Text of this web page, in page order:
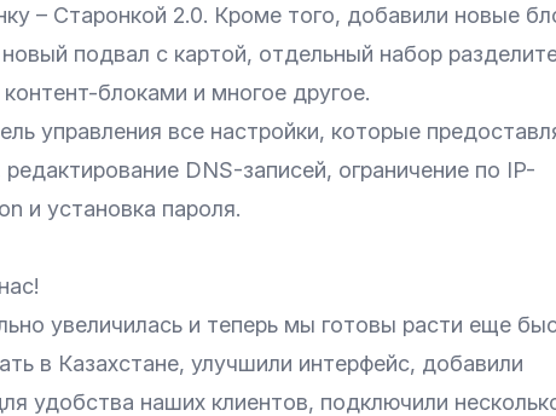
– Старонкой 2.0. Кроме того, добавили новые
подвал с картой, отдельный набор
блоками и многое другое.
управления все настройки, которые
DNS-записей, ограничение по IP-
и установка пароля.
увеличилась и теперь мы готовы расти еще
в Казахстане, улучшили интерфейс, добавили
удобства наших клиентов, подключили